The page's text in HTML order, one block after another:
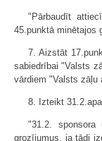
"Pārbaudīt
45.punktā minētajos
7. Aizstāt
sabiedrībai "Valsts
vārdiem "Valsts zāļu
8. Izteikt
"31.2. sponsora
grozījumus, ja tādi